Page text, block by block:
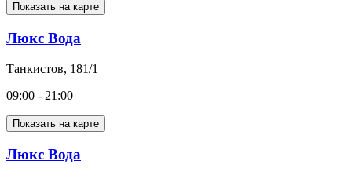
Показать на карте
Люкс Вода
Танкистов, 181/1
09:00 - 21:00
Показать на карте
Люкс Вода